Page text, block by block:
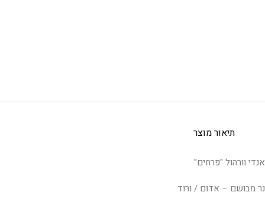
תיאור מוצר
אנדי וורהול "פרחים"
נר מבושם – אדום / ורוד